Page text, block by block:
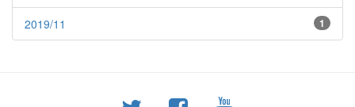
2019/11 1